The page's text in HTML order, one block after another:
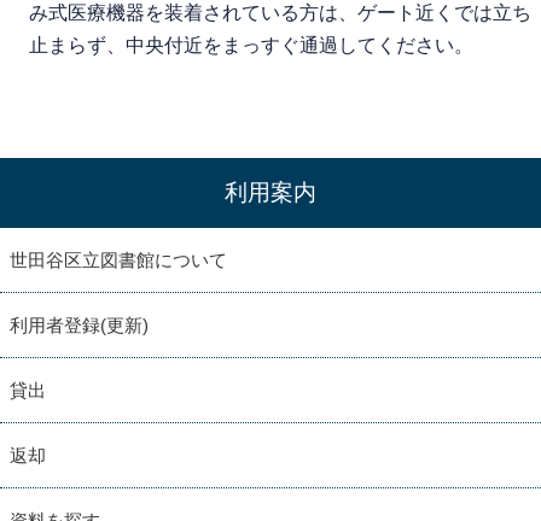
み式医療機器を装着されている方は、ゲート近くでは立ち
止まらず、中央付近をまっすぐ通過してください。
利用案内
世田谷区立図書館について
利用者登録(更新)
貸出
返却